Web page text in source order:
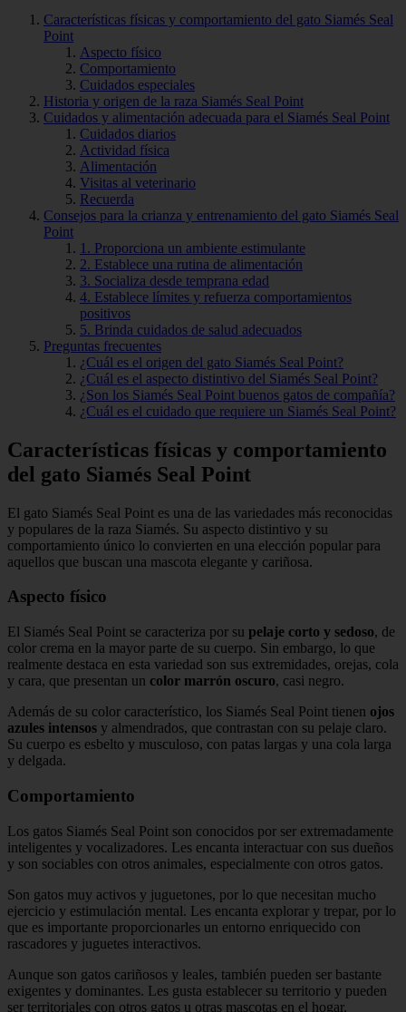
Características físicas y comportamiento del gato Siamés Seal
Point
Aspecto físico
Comportamiento
Cuidados especiales
Historia y origen de la raza Siamés Seal Point
Cuidados y alimentación adecuada para el Siamés Seal Point
Cuidados diarios
Actividad física
Alimentación
Visitas al veterinario
Recuerda
Consejos para la crianza y entrenamiento del gato Siamés Seal
Point
1. Proporciona un ambiente estimulante
2. Establece una rutina de alimentación
3. Socializa desde temprana edad
4. Establece límites y refuerza comportamientos
positivos
5. Brinda cuidados de salud adecuados
Preguntas frecuentes
¿Cuál es el origen del gato Siamés Seal Point?
¿Cuál es el aspecto distintivo del Siamés Seal Point?
¿Son los Siamés Seal Point buenos gatos de compañía?
¿Cuál es el cuidado que requiere un Siamés Seal Point?
Características físicas y comportamiento
del gato Siamés Seal Point
El gato Siamés Seal Point es una de las variedades más reconocidas
y populares de la raza Siamés. Su aspecto distintivo y su
comportamiento único lo convierten en una elección popular para
aquellos que buscan una mascota elegante y cariñosa.
Aspecto físico
El Siamés Seal Point se caracteriza por su pelaje corto y sedoso, de
color crema en la mayor parte de su cuerpo. Sin embargo, lo que
realmente destaca en esta variedad son sus extremidades, orejas, cola
y cara, que presentan un color marrón oscuro, casi negro.
Además de su color característico, los Siamés Seal Point tienen ojos
azules intensos y almendrados, que contrastan con su pelaje claro.
Su cuerpo es esbelto y musculoso, con patas largas y una cola larga
y delgada.
Comportamiento
Los gatos Siamés Seal Point son conocidos por ser extremadamente
inteligentes y vocalizadores. Les encanta interactuar con sus dueños
y son sociables con otros animales, especialmente con otros gatos.
Son gatos muy activos y juguetones, por lo que necesitan mucho
ejercicio y estimulación mental. Les encanta explorar y trepar, por lo
que es importante proporcionarles un entorno enriquecido con
rascadores y juguetes interactivos.
Aunque son gatos cariñosos y leales, también pueden ser bastante
exigentes y dominantes. Les gusta establecer su territorio y pueden
ser territoriales con otros gatos u otras mascotas en el hogar.